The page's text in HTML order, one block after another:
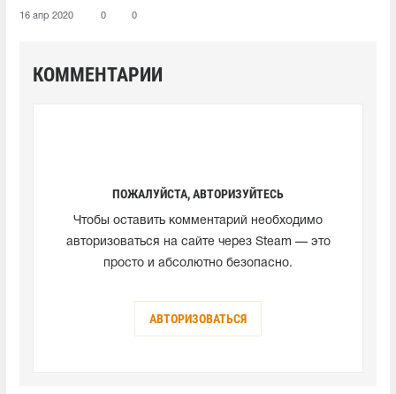
16 апр 2020 0 0
КОММЕНТАРИИ
ПОЖАЛУЙСТА, АВТОРИЗУЙТЕСЬ
Чтобы оставить комментарий необходимо
авторизоваться на сайте через Steam — это
просто и абсолютно безопасно.
АВТОРИЗОВАТЬСЯ